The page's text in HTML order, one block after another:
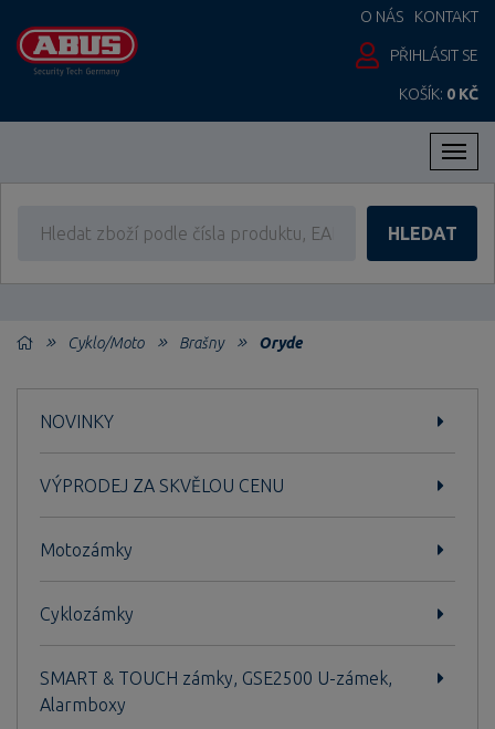
O NÁS KONTAKT
PŘIHLÁSIT SE
KOŠÍK: 0 KČ
HLEDAT
Cyklo/Moto Brašny Oryde
NOVINKY
VÝPRODEJ ZA SKVĚLOU CENU
Motozámky
Cyklozámky
SMART & TOUCH zámky, GSE2500 U-zámek,
Alarmboxy